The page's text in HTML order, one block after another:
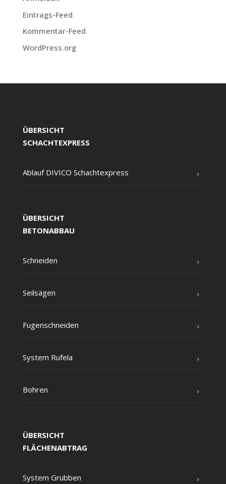
Eintrags-Feed
Kommentar-Feed
WordPress.org
ÜBERSICHT
SCHACHTEXPRESS
Ablauf DIVICO Schachtexpress
ÜBERSICHT
BETONABBAU
Schnei­den
Seil­sä­gen
Fugen­schnei­den
Sys­tem Rufela
Boh­ren
ÜBERSICHT
FLÄCHENABTRAG
Sys­tem Grubben